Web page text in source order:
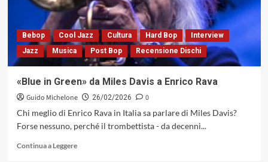
Bebop Cool Jazz Cultura Hard Bop
Interview
Jazz
Musica Post Bop Recensione Dischi
«Blue in Green» da Miles Davis a Enrico Rava
Guido Michelone 26/02/2026
0
Chi meglio di Enrico Rava in Italia sa parlare di Miles Davis?
Forse nessuno, perché il trombettista - da decenni...
Continua a LeggereLeggi